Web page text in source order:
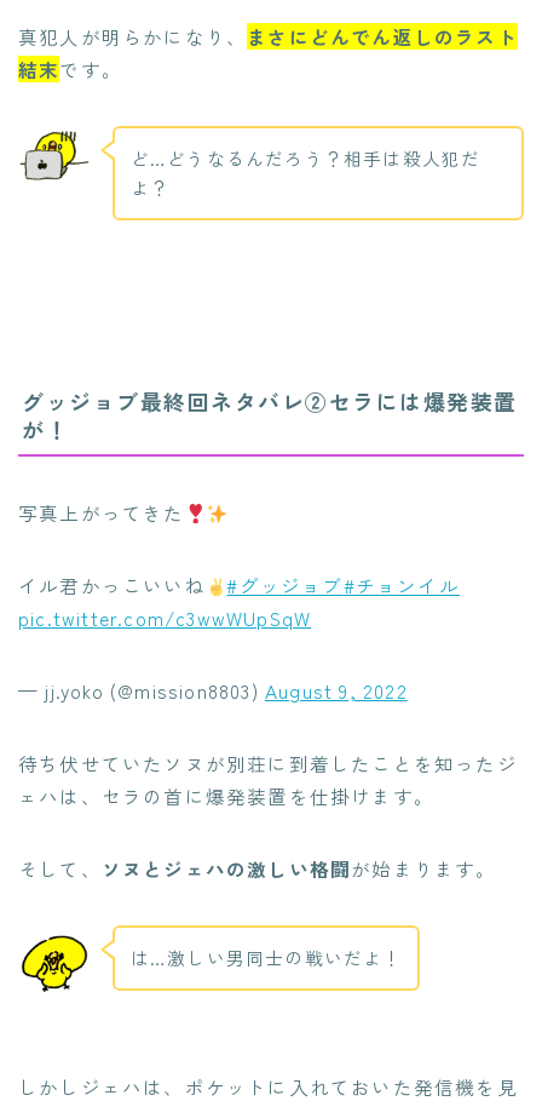
真犯人が明らかになり、
まさにどんでん返しのラスト
結末です。
ど…どうなるんだろう？相手は殺人犯だ
よ？
グッジョブ最終回ネタバレ②セラには爆発装置
が！
写真上がってきた
イル君かっこいいね #グッジョブ#チョンイル
pic.twitter.com/c3wwWUpSqW
— jj.yoko (@mission8803) August 9, 2022
待ち伏せていたソヌが別荘に到着したことを知ったジ
ェハは、セラの首に爆発装置を仕掛けます。
そして、 ソヌとジェハの激しい格闘が始まります。
は…激しい男同士の戦いだよ！
しかしジェハは、ポケットに入れておいた発信機を見